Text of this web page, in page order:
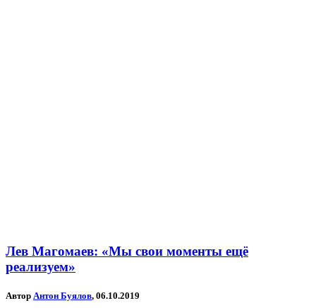
Лев Магомаев: «Мы свои моменты ещё
реализуем»
Автор Антон Буялов, 06.10.2019